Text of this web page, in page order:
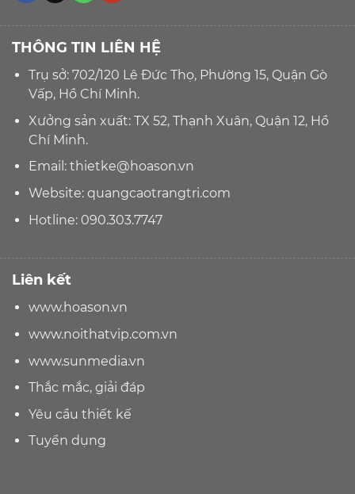
THÔNG TIN LIÊN HỆ
Trụ sở: 702/120 Lê Đức Thọ, Phường 15, Quận Gò
Vấp, Hồ Chí Minh.
Xưởng sản xuất: TX 52, Thạnh Xuân, Quận 12, Hồ
Chí Minh.
Email: thietke@hoason.vn
Website:quangcaotrangtri.com
Hotline: 090.303.7747
Liên kết
www.hoason.vn
www.noithatvip.com.vn
www.sunmedia.vn
Thắc mắc, giải đáp
Yêu cầu thiết kế
Tuyển dụng